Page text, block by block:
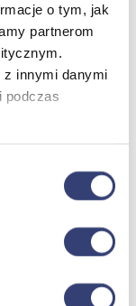
o tym, jak
partnerom
z innymi danymi
podczas